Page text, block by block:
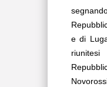
e di